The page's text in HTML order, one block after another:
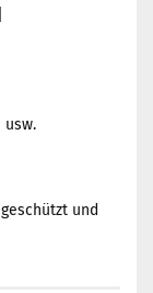
usw.
und